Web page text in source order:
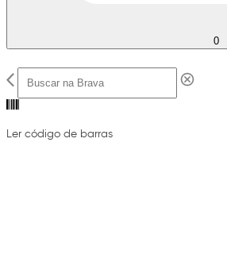
0
Ler código de barras